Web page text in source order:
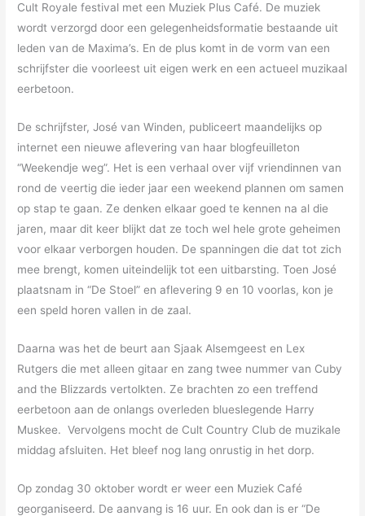
Cult Royale festival met een Muziek Plus Café. De muziek
wordt verzorgd door een gelegenheidsformatie bestaande uit
leden van de Maxima’s. En de plus komt in de vorm van een
schrijfster die voorleest uit eigen werk en een actueel muzikaal
eerbetoon.
De schrijfster, José van Winden, publiceert maandelijks op
internet een nieuwe aflevering van haar blogfeuilleton
“Weekendje weg”. Het is een verhaal over vijf vriendinnen van
rond de veertig die ieder jaar een weekend plannen om samen
op stap te gaan. Ze denken elkaar goed te kennen na al die
jaren, maar dit keer blijkt dat ze toch wel hele grote geheimen
voor elkaar verborgen houden. De spanningen die dat tot zich
mee brengt, komen uiteindelijk tot een uitbarsting. Toen José
plaatsnam in “De Stoel” en aflevering 9 en 10 voorlas, kon je
een speld horen vallen in de zaal.
Daarna was het de beurt aan Sjaak Alsemgeest en Lex
Rutgers die met alleen gitaar en zang twee nummer van Cuby
and the Blizzards vertolkten. Ze brachten zo een treffend
eerbetoon aan de onlangs overleden blueslegende Harry
Muskee. Vervolgens mocht de Cult Country Club de muzikale
middag afsluiten. Het bleef nog lang onrustig in het dorp.
Op zondag 30 oktober wordt er weer een Muziek Café
georganiseerd. De aanvang is 16 uur. En ook dan is er “De